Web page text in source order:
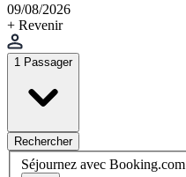
09/08/2026
+ Revenir
1 Passager
Rechercher
Séjournez avec Booking.com